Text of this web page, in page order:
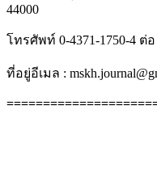
44000
โทรศัพท์ 0-4371-1750-4 ต่อ
ที่อยู่อีเมล :